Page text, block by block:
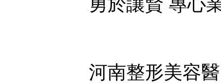
河南整形美容醫